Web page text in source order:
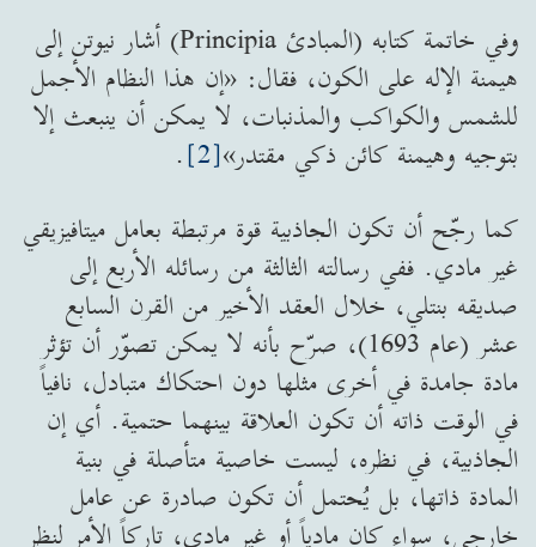
وفي خاتمة كتابه (المبادئ Principia) أشار نيوتن إلى
هيمنة الإله على الكون، فقال: «إن هذا النظام الأجمل
للشمس والكواكب والمذنبات، لا يمكن أن ينبعث إلا
بتوجيه وهيمنة كائن ذكي مقتدر»[2]
.
كما رجّح أن تكون الجاذبية قوة مرتبطة بعامل ميتافيزيقي
غير مادي. ففي رسالته الثالثة من رسائله الأربع إلى
صديقه بنتلي، خلال العقد الأخير من القرن السابع
عشر (عام 1693)، صرّح بأنه لا يمكن تصوّر أن تؤثر
مادة جامدة في أخرى مثلها دون احتكاك متبادل، نافياً
في الوقت ذاته أن تكون العلاقة بينهما حتمية. أي إن
الجاذبية، في نظره، ليست خاصية متأصلة في بنية
المادة ذاتها، بل يُحتمل أن تكون صادرة عن عامل
خارجي، سواء كان مادياً أو غير مادي، تاركاً الأمر لنظر